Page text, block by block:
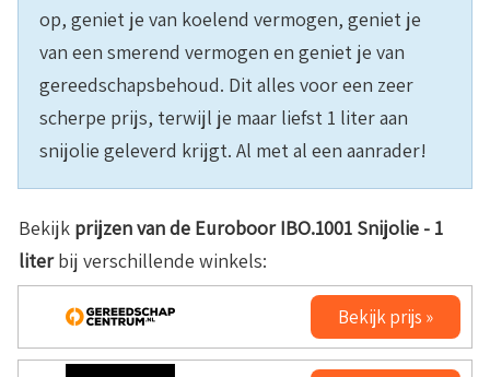
op, geniet je van koelend vermogen, geniet je
van een smerend vermogen en geniet je van
gereedschapsbehoud. Dit alles voor een zeer
scherpe prijs, terwijl je maar liefst 1 liter aan
snijolie geleverd krijgt. Al met al een aanrader!
Bekijk prijzen van de Euroboor IBO.1001 Snijolie - 1
literbij verschillende winkels:
Bekijk prijs »